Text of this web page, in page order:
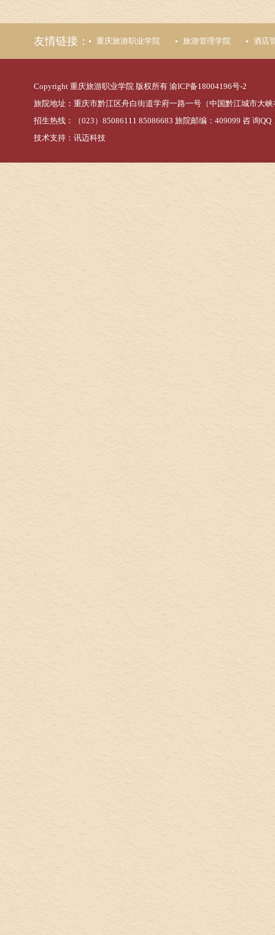
友情链接： 重庆旅游职业学院 旅游管理学院 酒店
Copyright 重庆旅游职业学院 版权所有 渝ICP备18004196号-2
旅院地址：重庆市黔江区舟白街道学府一路一号（中国黔江城市大
招生热线：（023）85086111 85086683 旅院邮编：409099 咨 询QQ
技术支持： 讯迈科技